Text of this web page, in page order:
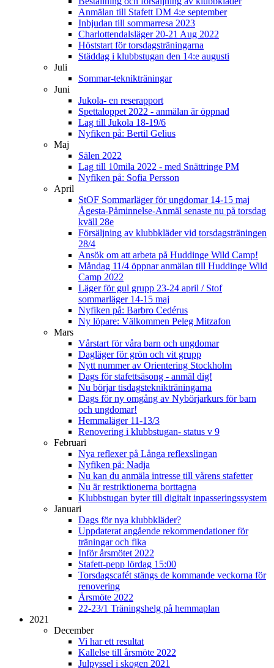
Anmälan till Stafett DM 4:e september
Inbjudan till sommarresa 2023
Charlottendalsläger 20-21 Aug 2022
Höststart för torsdagsträningarna
Städdag i klubbstugan den 14:e augusti
Juli
Sommar-teknikträningar
Juni
Jukola- en reserapport
Spettaloppet 2022 - anmälan är öppnad
Lag till Jukola 18-19/6
Nyfiken på: Bertil Gelius
Maj
Sälen 2022
Lag till 10mila 2022 - med Snättringe PM
Nyfiken på: Sofia Persson
April
StOF Sommarläger för ungdomar 14-15 maj
Ågesta-Påminnelse-Anmäl senaste nu på torsdag
kväll 28e
Försäljning av klubbkläder vid torsdagsträningen
28/4
Ansök om att arbeta på Huddinge Wild Camp!
Måndag 11/4 öppnar anmälan till Huddinge Wild
Camp 2022
Läger för gul grupp 23-24 april / Stof
sommarläger 14-15 maj
Nyfiken på: Barbro Cedérus
Ny löpare: Välkommen Peleg Mitzafon
Mars
Vårstart för våra barn och ungdomar
Dagläger för grön och vit grupp
Nytt nummer av Orientering Stockholm
Dags för stafettsäsong - anmäl dig!
Nu börjar tisdagsteknikträningarna
Dags för ny omgång av Nybörjarkurs för barn
och ungdomar!
Hemmaläger 11-13/3
Renovering i klubbstugan- status v 9
Februari
Nya reflexer på Långa reflexslingan
Nyfiken på: Nadja
Nu kan du anmäla intresse till vårens stafetter
Nu är restriktionerna borttagna
Klubbstugan byter till digitalt inpasseringssystem
Januari
Dags för nya klubbkläder?
Uppdaterat angående rekommendationer för
träningar och fika
Inför årsmötet 2022
Stafett-pepp lördag 15:00
Torsdagscafét stängs de kommande veckorna för
renovering
Årsmöte 2022
22-23/1 Träningshelg på hemmaplan
2021
December
Vi har ett resultat
Kallelse till årsmöte 2022
Julpyssel i skogen 2021